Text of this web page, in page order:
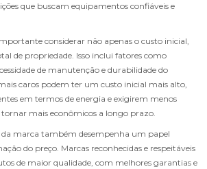
que buscam equipamentos confiáveis e
considerar não apenas o custo inicial,
de propriedade. Isso inclui fatores como
de manutenção e durabilidade do
caros podem ter um custo inicial mais alto,
em termos de energia e exigirem menos
mais econômicos a longo prazo.
da marca também desempenha um papel
do preço. Marcas reconhecidas e respeitáveis
de maior qualidade, com melhores garantias e